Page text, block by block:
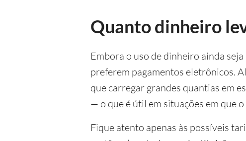
Quanto dinheiro
Embora o uso de dinheiro ainda
preferem pagamentos eletrônicos.
que carregar grandes quantias em
— o que é útil em situações em que
Fique atento apenas às possíveis